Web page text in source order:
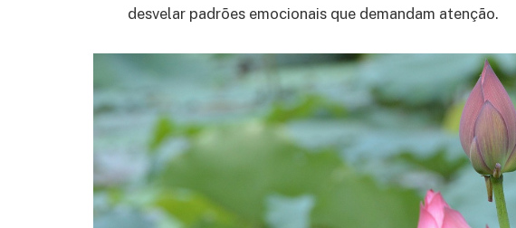
desvelar padrões emocionais que demandam atenção.